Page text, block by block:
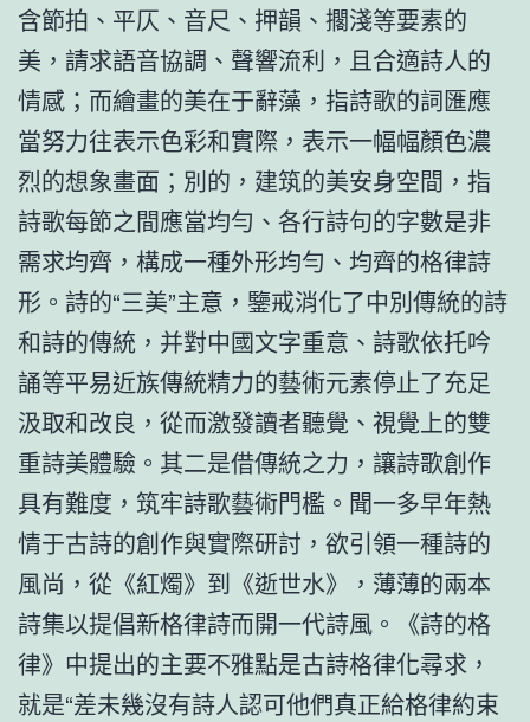
含節拍、平仄、音尺、押韻、擱淺等要素的
美，請求語音協調、聲響流利，且合適詩人的
情感；而繪畫的美在于辭藻，指詩歌的詞匯應
當努力往表示色彩和實際，表示一幅幅顏色濃
烈的想象畫面；別的，建筑的美安身空間，指
詩歌每節之間應當均勻、各行詩句的字數是非
需求均齊，構成一種外形均勻、均齊的格律詩
形。詩的“三美”主意，鑒戒消化了中別傳統的詩
和詩的傳統，并對中國文字重意、詩歌依托吟
誦等平易近族傳統精力的藝術元素停止了充足
汲取和改良，從而激發讀者聽覺、視覺上的雙
重詩美體驗。其二是借傳統之力，讓詩歌創作
具有難度，筑牢詩歌藝術門檻。聞一多早年熱
情于古詩的創作與實際研討，欲引領一種詩的
風尚，從《紅燭》到《逝世水》，薄薄的兩本
詩集以提倡新格律詩而開一代詩風。《詩的格
律》中提出的主要不雅點是古詩格律化尋求，
就是“差未幾沒有詩人認可他們真正給格律約束